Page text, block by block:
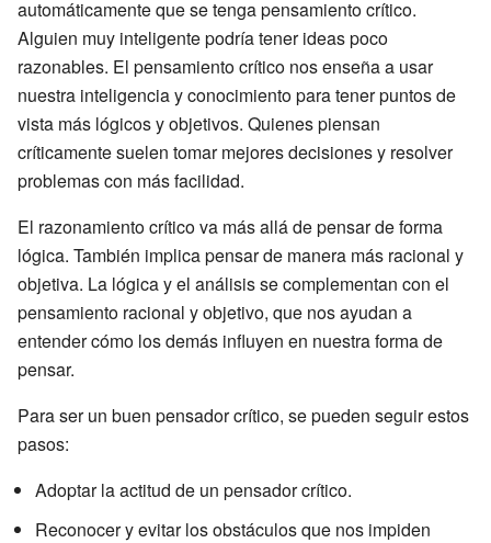
automáticamente que se tenga pensamiento crítico.
Alguien muy inteligente podría tener ideas poco
razonables. El pensamiento crítico nos enseña a usar
nuestra inteligencia y conocimiento para tener puntos de
vista más lógicos y objetivos. Quienes piensan
críticamente suelen tomar mejores decisiones y resolver
problemas con más facilidad.
El razonamiento crítico va más allá de pensar de forma
lógica. También implica pensar de manera más racional y
objetiva. La lógica y el análisis se complementan con el
pensamiento racional y objetivo, que nos ayudan a
entender cómo los demás influyen en nuestra forma de
pensar.
Para ser un buen pensador crítico, se pueden seguir estos
pasos:
Adoptar la actitud de un pensador crítico.
Reconocer y evitar los obstáculos que nos impiden